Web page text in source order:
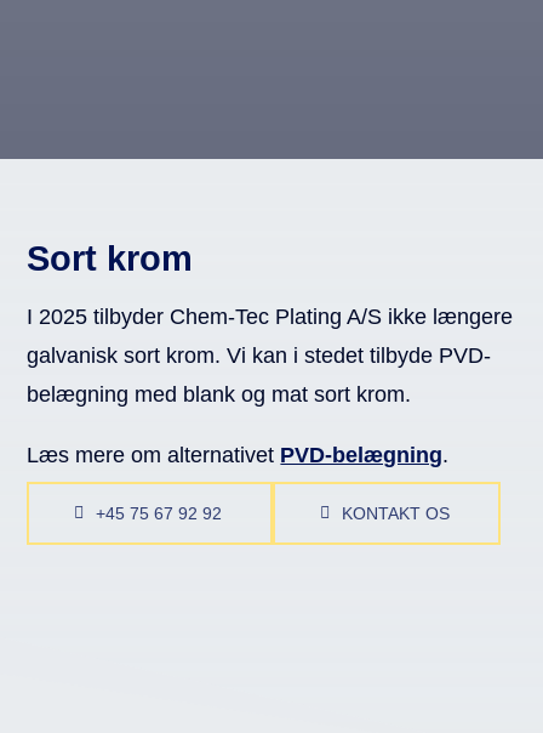
Sort krom
I 2025 tilbyder Chem-Tec Plating A/S ikke længere
galvanisk sort krom. Vi kan i stedet tilbyde PVD-
belægning med blank og mat sort krom.
Læs mere om alternativet PVD-belægning.
+45 75 67 92 92 KONTAKT OS